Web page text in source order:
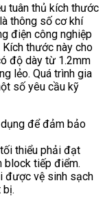
tuân thủ kích thước
thông số cơ khí
điện công nghiệp
Kích thước này cho
độ dày từ 1.2mm
lẻo. Quá trình gia
số yêu cầu kỹ
để đảm bảo
thiểu phải đạt
block tiếp điểm.
được vệ sinh sạch
bị.